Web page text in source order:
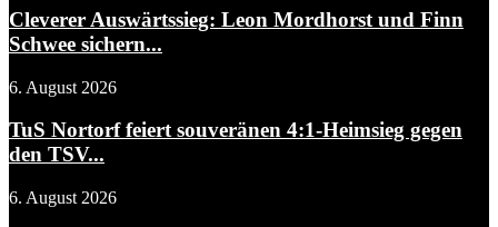
Cleverer Auswärtssieg: Leon Mordhorst und Finn
Schwee sichern...
6. August 2026
TuS Nortorf feiert souveränen 4:1-Heimsieg gegen
den TSV...
6. August 2026